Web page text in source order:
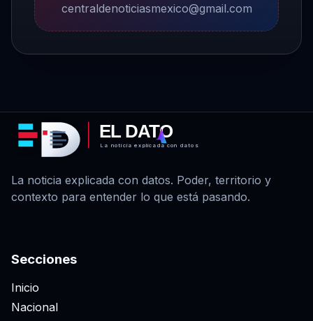
centraldenoticiasmexico@gmail.com
EL DATO
La noticia explicada con datos
La noticia explicada con datos. Poder, territorio y
contexto para entender lo que está pasando.
Secciones
Inicio
Nacional